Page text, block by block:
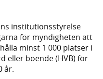
institutionsstyrelse
för myndigheten att
minst 1 000 platser i
eller boende (HVB) för
år.